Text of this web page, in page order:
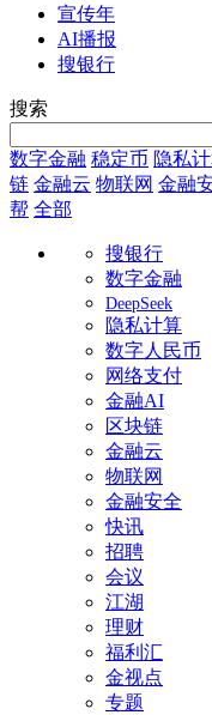
宣传年
AI播报
搜银行
搜索
数字金融 稳定币 隐私
链 金融云 物联网 金融
帮 全部
搜银行
数字金融
DeepSeek
隐私计算
数字人民币
网络支付
金融AI
区块链
金融云
物联网
金融安全
快讯
招聘
会议
江湖
理财
福利汇
金视点
专题